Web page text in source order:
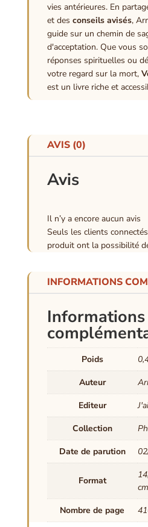
vies antérieures. En
et des conseils avisés,
guide sur un chemin de
d'acceptation. Que vous
réponses spirituelles ou
votre regard sur la mort,
est un livre riche et
AVIS (0)
Avis
Il n’y a encore aucun avis
Seuls les clients
produit ont la possibilité
INFORMATIONS
Informations
Poids
Auteur
Editeur
Collection
Date de parution
Format
cm
Nombre de page